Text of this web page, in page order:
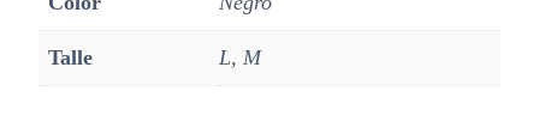
Talle L, M